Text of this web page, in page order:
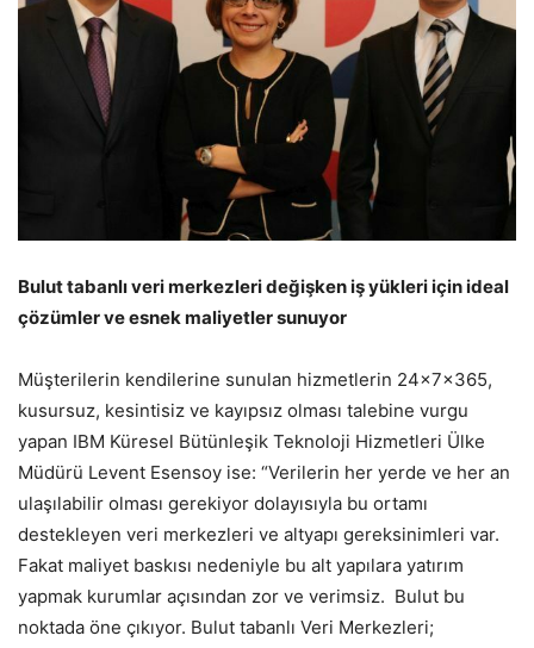
Bulut tabanlı veri merkezleri değişken iş yükleri için ideal
çözümler ve esnek maliyetler sunuyor
Müşterilerin kendilerine sunulan hizmetlerin 24x7x365,
kusursuz, kesintisiz ve kayıpsız olması talebine vurgu
yapan IBM Küresel Bütünleşik Teknoloji Hizmetleri Ülke
Müdürü Levent Esensoy ise: “Verilerin her yerde ve her an
ulaşılabilir olması gerekiyor dolayısıyla bu ortamı
destekleyen veri merkezleri ve altyapı gereksinimleri var.
Fakat maliyet baskısı nedeniyle bu alt yapılara yatırım
yapmak kurumlar açısından zor ve verimsiz. Bulut bu
noktada öne çıkıyor. Bulut tabanlı Veri Merkezleri;